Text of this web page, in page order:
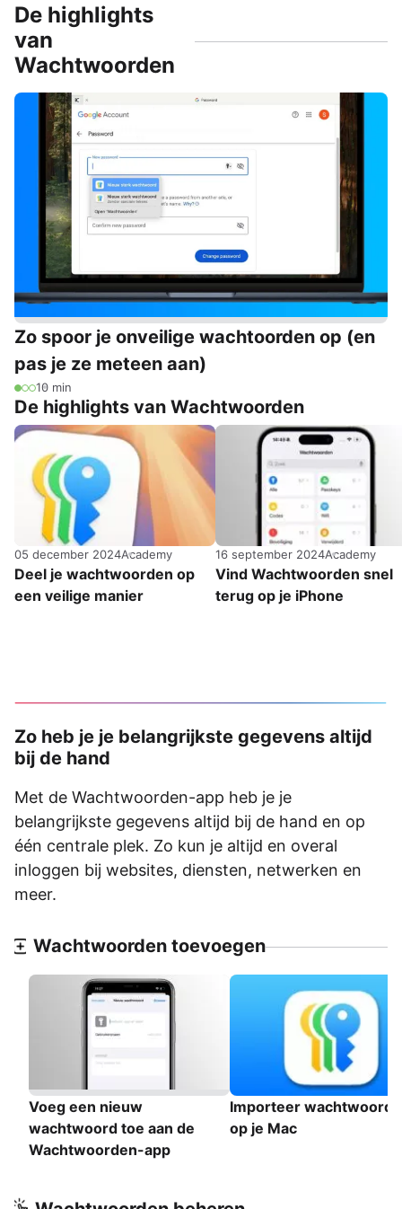
De highlights
van
Wachtwoorden
Zo spoor je onveilige wachtoorden op (en
pas je ze meteen aan)
10 min
De highlights van Wachtwoorden
Deel je wachtwoorden op
een veilige manier
05 december 2024Academy
Vind Wachtwoorden snel
terug op je iPhone
16 september 2024Academy
Zo heb je je belangrijkste gegevens altijd
bij de hand
Met de Wachtwoorden-app heb je je
belangrijkste gegevens altijd bij de hand en op
één centrale plek. Zo kun je altijd en overal
inloggen bij websites, diensten, netwerken en
meer.
Wachtwoorden toevoegen
Voeg een nieuw
wachtwoord toe aan de
Wachtwoorden-app
Importeer
op je Mac